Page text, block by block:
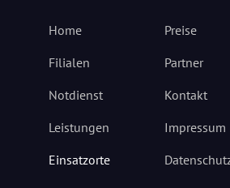
Home
Filialen
Notdienst
Leistungen
Einsatzorte
Preise
Partner
Kontakt
Impressum